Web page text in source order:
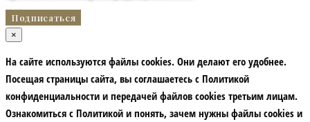
×
На сайте используются файлы cookies. Они делают его удобнее.
Посещая страницы сайта, вы соглашаетесь с Политикой
конфиденциальности и передачей файлов cookies третьим лицам.
Ознакомиться с Политикой и понять, зачем нужны файлы сookies и